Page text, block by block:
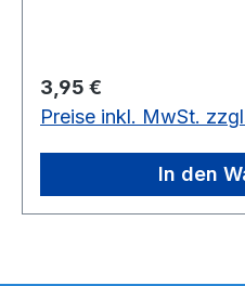
Regulärer Preis:
3,95 €
Preise inkl. MwSt.
In den